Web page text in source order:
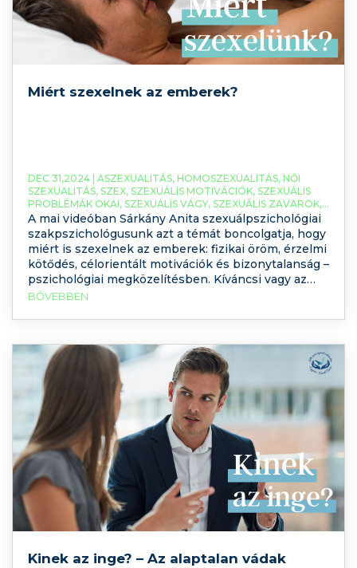
Miért szexelnek az emberek?
DEC 31,2024 | ASZEXUALITÁS, HOMOSZEXUALITÁS, NŐI
SZEXUALITÁS, SZEX, SZEXUÁLIS MOTIVÁCIÓK, SZEXUÁLIS
PROBLÉMÁK OKAI, SZEXUÁLIS VÁGY, SZEXUÁLIS ZAVAROK,
SZEXUALITÁS, SZEXUÁLPSZICHOLÓGUS
A mai videóban Sárkány Anita szexuálpszichológiai
szakpszichológusunk azt a témát boncolgatja, hogy
miért is szexelnek az emberek: fizikai öröm, érzelmi
kötődés, célorientált motivációk és bizonytalanság –
pszichológiai megközelítésben. Kíváncsi vagy az
okokra – azon kívül, hogy “mert jó”? Akkor maradj
kattints ide: Miért szexelnek az emberek? Lehet,
BŐVEBBEN
Kinek az inge? – Az alaptalan vádak